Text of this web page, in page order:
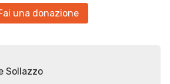
una donazione
Sollazzo